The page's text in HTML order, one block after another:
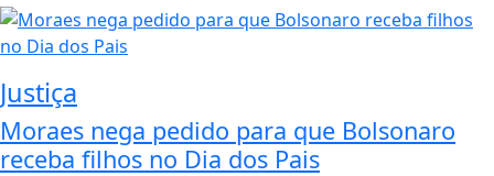
Justiça
Moraes nega pedido para que Bolsonaro
receba filhos no Dia dos Pais